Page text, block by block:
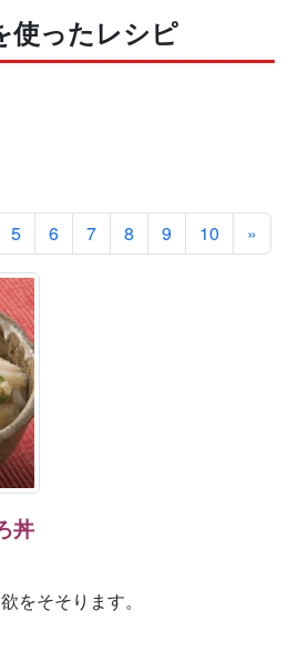
使ったレシピ
5 6 7 8 9 10 »
丼
をそそります。